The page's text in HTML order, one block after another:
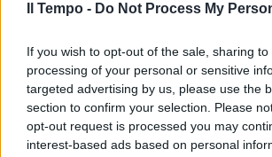
Il Tempo - Do Not Process My
If you wish to opt-out of the sale, sharing
processing of your personal or sensitive
targeted advertising by us, please use the
section to confirm your selection. Please
opt-out request is processed you may
interest-based ads based on personal